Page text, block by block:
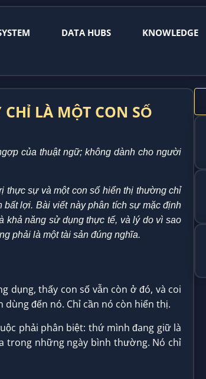
DATA HUBS KNOWLEDGE
LÀ MỘT CON SỐ
của thuật ngữ; không dành cho người
thực sự và một con số hiển thị thường chỉ
lợi. Bài viết này phân tích sự mặc định
khả năng sử dụng thực tế, và lý do vì sao
phải là một tài sản đúng nghĩa.
dụng, thấy con số vẫn còn ở đó, và coi
đến nó. Chỉ cần nó còn hiển thị.
phải phân biệt: thứ mình đang giữ là
trong những ngày bình thường. Nó chỉ